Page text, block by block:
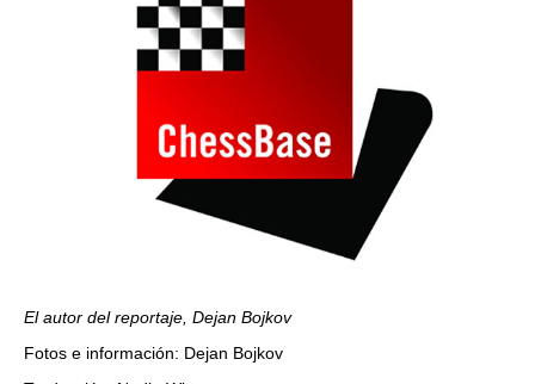
El autor del reportaje, Dejan Bojkov
Fotos e información: Dejan Bojkov